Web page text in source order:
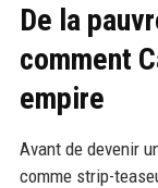
De la
comment
empire
Avant de devenir
comme strip-